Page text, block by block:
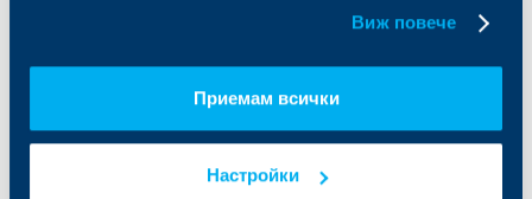
Виж повече
Приемам всички
Настройки
ОББ Галерия
ОББ Застрахователен брокер
Условия за ползване на сайта
Защита на личните данни